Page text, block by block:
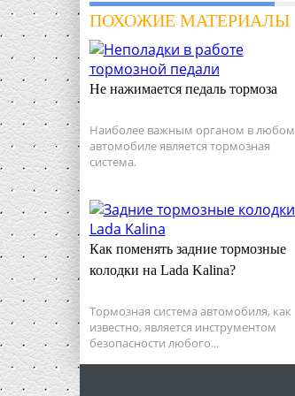
ПОХОЖИЕ МАТЕРИАЛЫ
Не нажимается педаль тормоза
Наиболее важным органом в любом
автомобиле является тормозная
система.
Как поменять задние тормозные
колодки на Lada Kalina?
Тормозная система автомобиля, как
известно, является инструментом
безопасности любого...